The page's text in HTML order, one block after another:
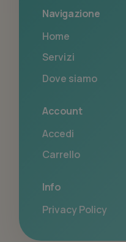
Navigazione
Home
Servizi
Dove siamo
Account
Accedi
Carrello
Info
Privacy Policy